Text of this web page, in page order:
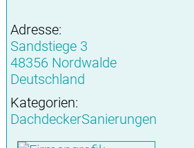
Adresse:
Sandstiege 3
48356 Nordwalde
Deutschland
Kategorien:
DachdeckerSanierungen